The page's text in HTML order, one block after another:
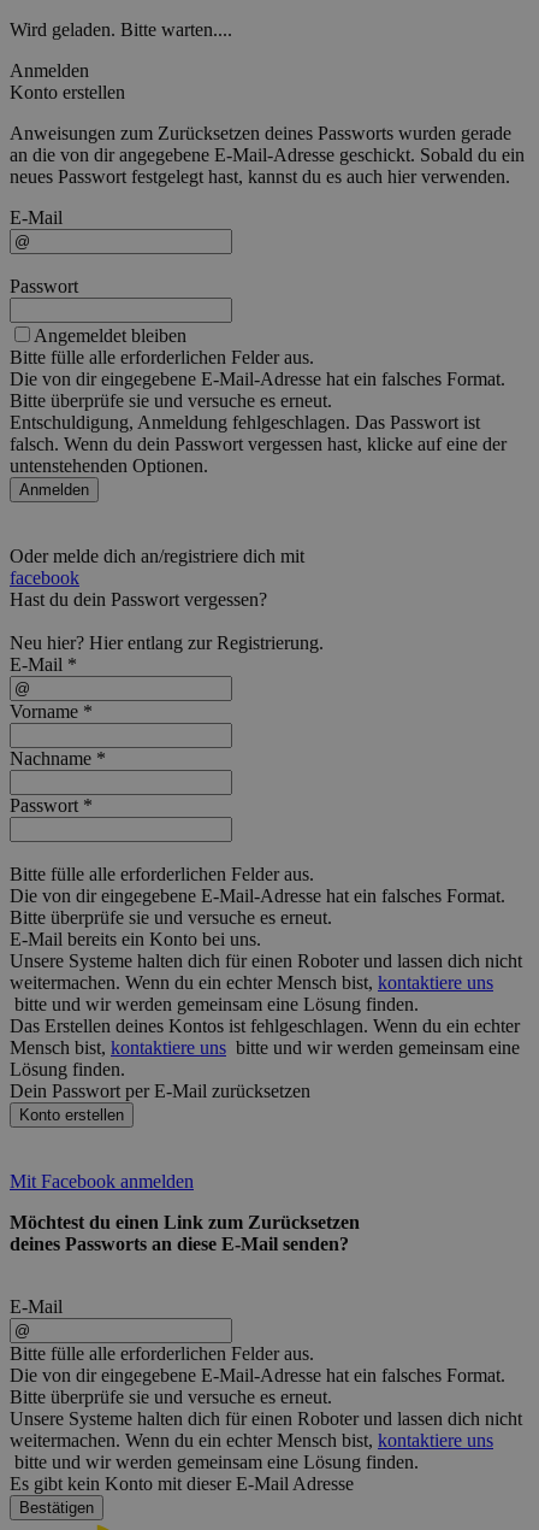
Wird geladen. Bitte warten....
Anmelden
Konto erstellen
Anweisungen zum Zurücksetzen deines Passworts wurden gerade
an die von dir angegebene E-Mail-Adresse geschickt. Sobald du ein
neues Passwort festgelegt hast, kannst du es auch hier verwenden.
E-Mail
Passwort
Angemeldet bleiben
Bitte fülle alle erforderlichen Felder aus.
Die von dir eingegebene E-Mail-Adresse hat ein falsches Format.
Bitte überprüfe sie und versuche es erneut.
Entschuldigung, Anmeldung fehlgeschlagen. Das Passwort ist
falsch. Wenn du dein Passwort vergessen hast, klicke auf eine der
untenstehenden Optionen.
Anmelden
Oder melde dich an/registriere dich mit
facebook
Hast du dein Passwort vergessen?
Neu hier? Hierentlang zur Registrierung.
E-Mail *
Vorname *
Nachname *
Passwort *
Bitte fülle alle erforderlichen Felder aus.
Die von dir eingegebene E-Mail-Adresse hat ein falsches Format.
Bitte überprüfe sie und versuche es erneut.
E-Mail bereits ein Konto bei uns.
Unsere Systeme halten dich für einen Roboter und lassen dich nicht
weitermachen. Wenn du ein echter Mensch bist, kontaktiere uns
bitte und wir werden gemeinsam eine Lösung finden.
Das Erstellen deines Kontos ist fehlgeschlagen. Wenn du ein echter
Mensch bist, kontaktiere uns bitte und wir werden gemeinsam eine
Lösung finden.
Dein Passwort per E-Mail zurücksetzen
Konto erstellen
Mit Facebook anmelden
Möchtest du einen Link zum Zurücksetzen
deines Passworts an diese E-Mail senden?
E-Mail
Bitte fülle alle erforderlichen Felder aus.
Die von dir eingegebene E-Mail-Adresse hat ein falsches Format.
Bitte überprüfe sie und versuche es erneut.
Unsere Systeme halten dich für einen Roboter und lassen dich nicht
weitermachen. Wenn du ein echter Mensch bist, kontaktiere uns
bitte und wir werden gemeinsam eine Lösung finden.
Es gibt kein Konto mit dieser E-Mail Adresse
Bestätigen
Wir empfehlen dir die
cm
Körpergewicht: